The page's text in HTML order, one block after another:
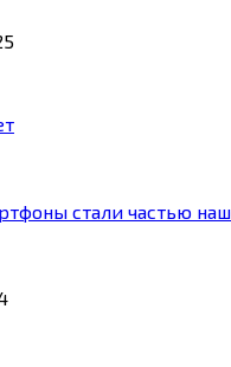
стали частью